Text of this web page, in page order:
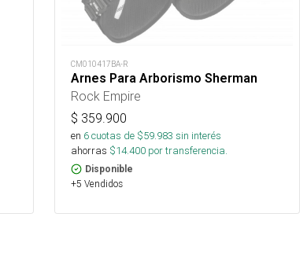
CM010417BA-R
Arnes Para Arborismo Sherman
Rock Empire
$ 359.900
en 6cuotas de $59.983 sin interés
ahorras $14.400 por transferencia.
Disponible
+5 Vendidos